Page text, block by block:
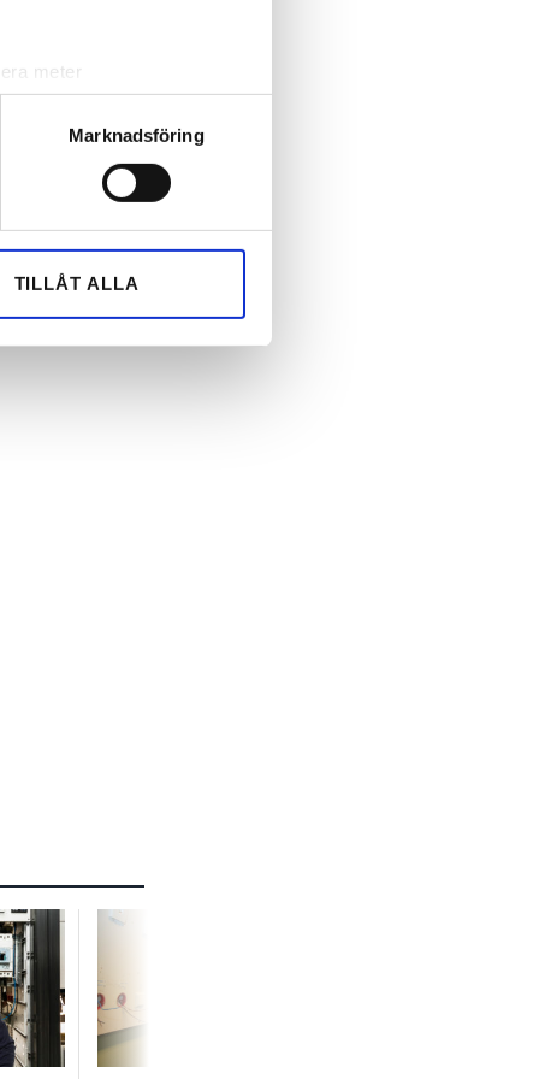
meter
. Du kan ändra
information från din enhet
kombinera informationen
Marknadsföring
TILLÅT ALLA